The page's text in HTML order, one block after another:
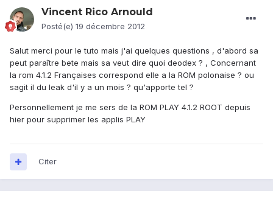
Vincent Rico Arnould
Posté(e) 19 décembre 2012
Salut merci pour le tuto mais j'ai quelques questions , d'abord sa
peut paraître bete mais sa veut dire quoi deodex ? , Concernant
la rom 4.1.2 Françaises correspond elle a la ROM polonaise ? ou
sagit il du leak d'il y a un mois ? qu'apporte tel ?
Personnellement je me sers de la ROM PLAY 4.1.2 ROOT depuis
hier pour supprimer les applis PLAY
Citer